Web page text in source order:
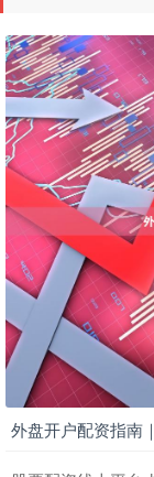
外盘开户配资指南